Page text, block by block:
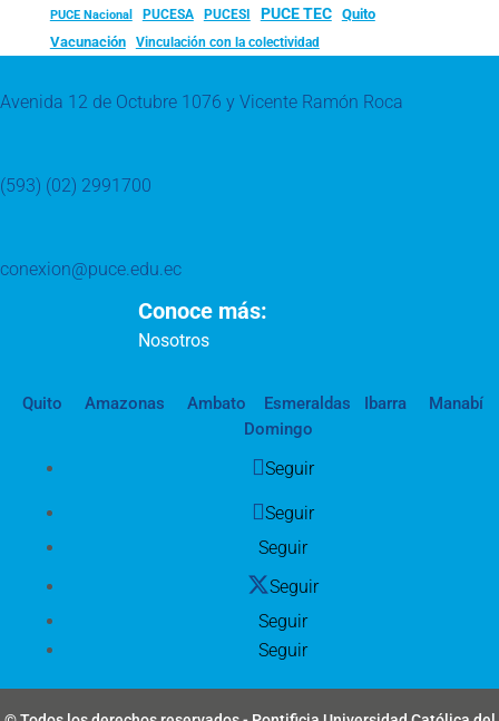
PUCE Nacional PUCESA PUCESI PUCE TEC
Quito
Vacunación
Vinculación con la colectividad
Avenida 12 de Octubre 1076 y Vicente Ramón Roca
(593) (02) 2991700
conexion@puce.edu.ec
Conoce más:
Nosotros
Quito Amazonas Ambato Esmeraldas Ibarra
Manabí
Domingo
Seguir
Seguir
Seguir
Seguir
Seguir
Seguir